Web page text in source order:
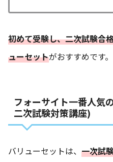
初めて受験し、二次試験合
ューセットがおすすめです。
フォーサイト一番人気
二次試験対策講座)
バリューセットは、 一次試